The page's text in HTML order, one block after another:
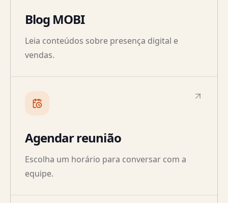
Blog MOBI
Leia conteúdos sobre presença digital e
vendas.
Agendar reunião
Escolha um horário para conversar com a
equipe.